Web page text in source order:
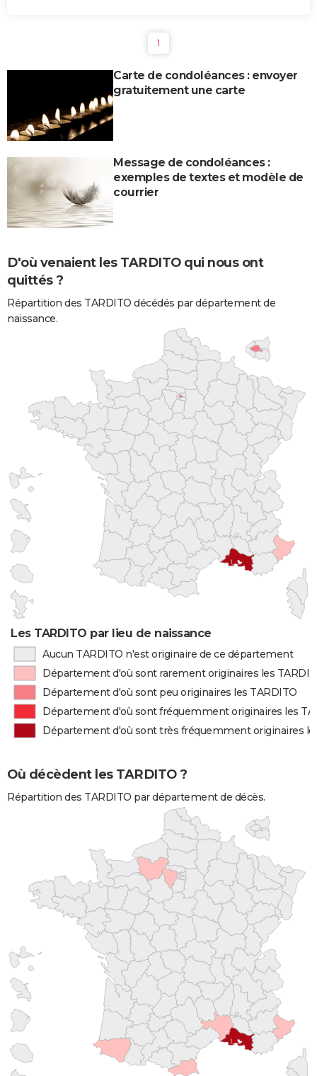
1
Carte de condoléances : envoyer
gratuitement une carte
Message de condoléances :
exemples de textes et modèle de
courrier
D'où venaient les TARDITO qui nous ont
quittés ?
Répartition des TARDITO décédés par département de
naissance.
Les TARDITO par lieu de naissance
Aucun TARDITO n'est originaire de ce département
Département d'où sont rarement originaires les
Département d'où sont peu originaires les TARDITO
Département d'où sont fréquemment originaires les
Département d'où sont très fréquemment originaires
Où décèdent les TARDITO ?
Répartition des TARDITO par département de décès.